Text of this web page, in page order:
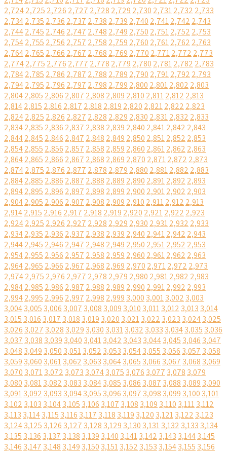
2,7242,725 2,726 2,727 2,728 2,729 2,730 2,7312,732 2,733
2,7342,735 2,736 2,737 2,738 2,739 2,740 2,7412,742 2,743
2,7442,745 2,746 2,747 2,748 2,749 2,750 2,7512,752 2,753
2,7542,755 2,756 2,757 2,758 2,759 2,760 2,7612,762 2,763
2,7642,765 2,766 2,767 2,768 2,769 2,770 2,7712,772 2,773
2,7742,775 2,776 2,777 2,778 2,779 2,780 2,7812,782 2,783
2,7842,785 2,786 2,787 2,788 2,789 2,790 2,7912,792 2,793
2,7942,795 2,796 2,797 2,798 2,799 2,800 2,8012,802 2,803
2,8042,805 2,806 2,807 2,808 2,809 2,810 2,8112,812 2,813
2,8142,815 2,816 2,817 2,818 2,819 2,820 2,8212,822 2,823
2,8242,825 2,826 2,827 2,828 2,829 2,830 2,8312,832 2,833
2,8342,835 2,836 2,837 2,838 2,839 2,840 2,8412,842 2,843
2,8442,845 2,846 2,847 2,848 2,849 2,850 2,8512,852 2,853
2,8542,855 2,856 2,857 2,858 2,859 2,860 2,8612,862 2,863
2,8642,865 2,866 2,867 2,868 2,869 2,870 2,8712,872 2,873
2,8742,875 2,876 2,877 2,878 2,879 2,880 2,8812,882 2,883
2,8842,885 2,886 2,887 2,888 2,889 2,890 2,8912,892 2,893
2,8942,895 2,896 2,897 2,898 2,899 2,900 2,9012,902 2,903
2,9042,905 2,906 2,907 2,908 2,909 2,910 2,9112,912 2,913
2,9142,915 2,916 2,917 2,918 2,919 2,920 2,9212,922 2,923
2,9242,925 2,926 2,927 2,928 2,929 2,930 2,9312,932 2,933
2,9342,935 2,936 2,937 2,938 2,939 2,940 2,9412,942 2,943
2,9442,945 2,946 2,947 2,948 2,949 2,950 2,9512,952 2,953
2,9542,955 2,956 2,957 2,958 2,959 2,960 2,9612,962 2,963
2,9642,965 2,966 2,967 2,968 2,969 2,970 2,9712,972 2,973
2,9742,975 2,976 2,977 2,978 2,979 2,980 2,9812,982 2,983
2,9842,985 2,986 2,987 2,988 2,989 2,990 2,9912,992 2,993
2,9942,995 2,996 2,997 2,998 2,999 3,000 3,0013,002 3,003
3,0043,005 3,006 3,007 3,008 3,009 3,010 3,0113,012 3,013 3,014
3,015 3,016 3,017 3,018 3,019 3,020 3,0213,022 3,023 3,0243,025
3,026 3,027 3,028 3,029 3,030 3,0313,032 3,033 3,0343,035 3,036
3,037 3,038 3,039 3,040 3,0413,042 3,043 3,0443,045 3,046 3,047
3,048 3,049 3,050 3,0513,052 3,053 3,0543,055 3,056 3,057 3,058
3,059 3,060 3,0613,062 3,063 3,0643,065 3,066 3,067 3,068 3,069
3,070 3,0713,072 3,073 3,0743,075 3,076 3,077 3,078 3,079
3,080 3,0813,082 3,083 3,0843,085 3,086 3,087 3,088 3,089 3,090
3,0913,092 3,093 3,0943,095 3,096 3,097 3,098 3,099 3,100 3,101
3,102 3,103 3,1043,105 3,106 3,107 3,108 3,109 3,110 3,1113,112
3,113 3,1143,115 3,116 3,117 3,118 3,119 3,120 3,1213,122 3,123
3,1243,125 3,126 3,127 3,128 3,129 3,130 3,1313,132 3,133 3,134
3,135 3,136 3,137 3,138 3,139 3,140 3,1413,142 3,143 3,1443,145
3,146 3,147 3,148 3,149 3,150 3,1513,152 3,153 3,1543,155 3,156